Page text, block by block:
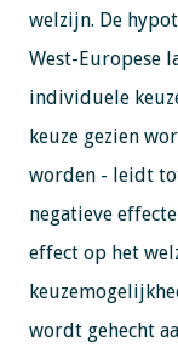
welzijn. De
West-Europese
individuele
keuze gezien
worden - leidt
negatieve
effect op het
wordt gehecht